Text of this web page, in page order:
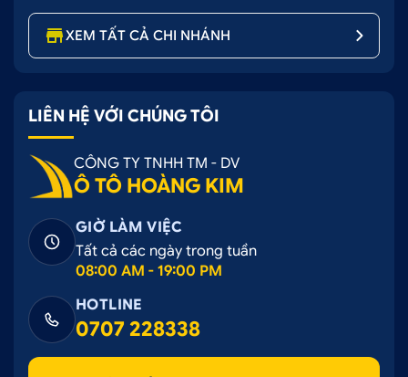
XEM TẤT CẢ CHI NHÁNH
LIÊN HỆ VỚI CHÚNG TÔI
CÔNG TY TNHH TM - DV
Ô TÔ HOÀNG KIM
GIỜ LÀM VIỆC
Tất cả các ngày trong tuần
08:00 AM - 19:00 PM
HOTLINE
0707 228338